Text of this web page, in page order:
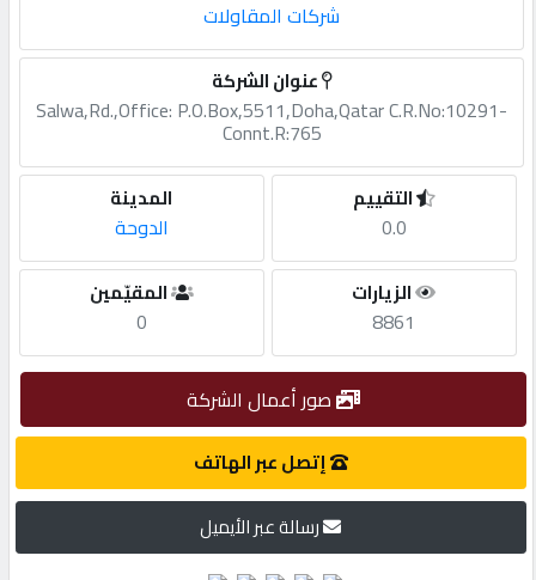
أضف
مطلوب
اشتراك
الاحصائيات
الأقسام
شركات
شركات المقاولات
عنوان الشركة
Salwa,Rd.,Office: P.O.Box,5511,Doha,Qatar C.R.No:10291-
Connt.R:765
المدينة
الدوحة
التقييم
0.0
المقيّمين
0
الزيارات
8861
صور أعمال الشركة
إتصل عبر الهاتف
رسالة عبر الأيميل